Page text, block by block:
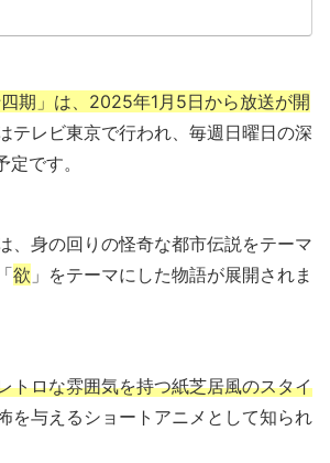
期」は、2025年1月5日から放送が開
テレビ東京で行われ、毎週日曜日の深
です。
、身の回りの怪奇な都市伝説をテーマ
欲 」をテーマにした物語が展開されま
トロな雰囲気を持つ紙芝居風のスタイ
を与えるショートアニメとして知られ